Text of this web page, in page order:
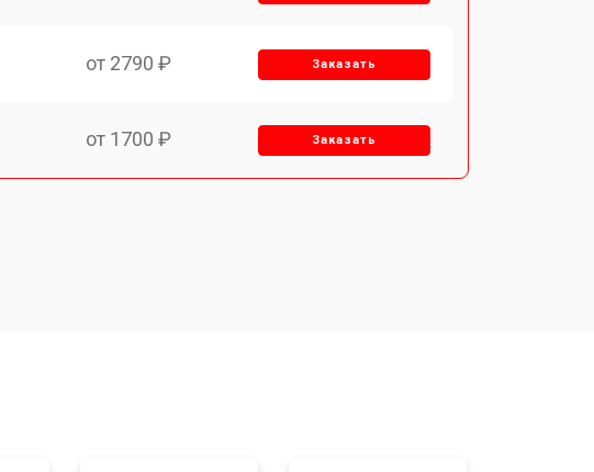
от 2790 ₽ Заказать
от 1700 ₽ Заказать